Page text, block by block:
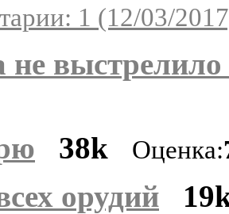
1 (12/03/
не
38k Оценка:
орудий